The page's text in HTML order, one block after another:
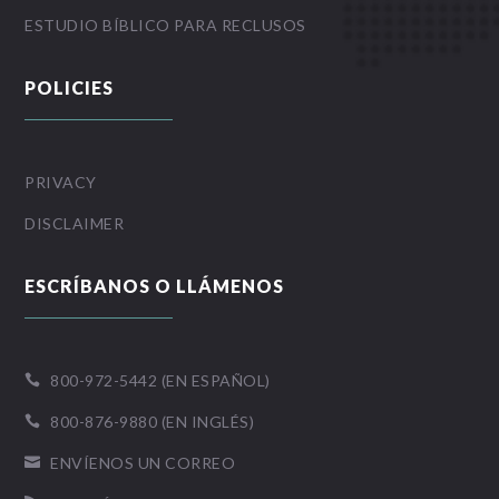
ESTUDIO BÍBLICO PARA RECLUSOS
POLICIES
PRIVACY
DISCLAIMER
ESCRÍBANOS O LLÁMENOS
 800-972-5442 (EN ESPAÑOL)
 800-876-9880 (EN INGLÉS)
 ENVÍENOS UN CORREO